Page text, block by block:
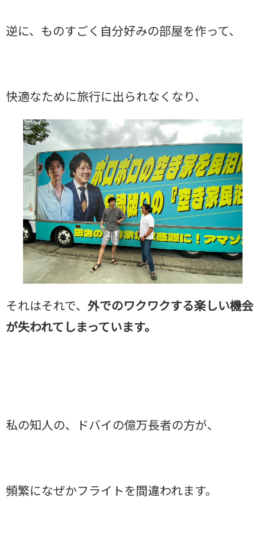
逆に、ものすごく自分好みの部屋を作って、
快適なために旅行に出られなくなり、
それはそれで、 外でのワクワクする楽しい機会
が失われてしまっています。
私の知人の、ドバイの億万長者の方が、
頻繁になぜかフライトを間違われます。